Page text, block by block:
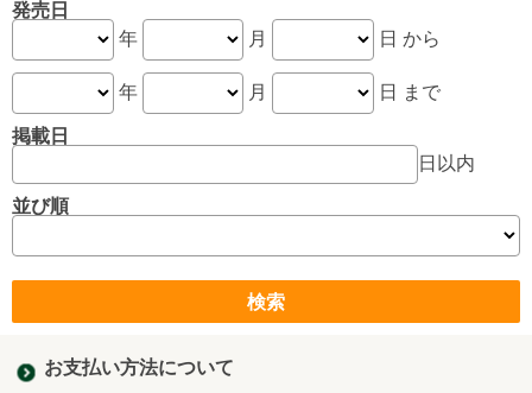
発売日
年
月
日 から
年
月
日 まで
掲載日
日以内
並び順
お支払い方法について